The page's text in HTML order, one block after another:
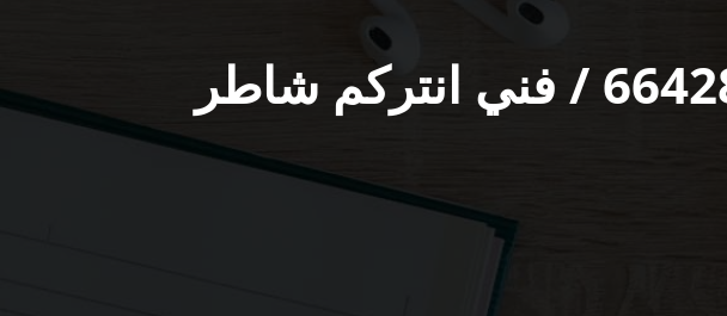
فني تركيب انتركم العبدلي / 66428585 / فني انتركم شاطر